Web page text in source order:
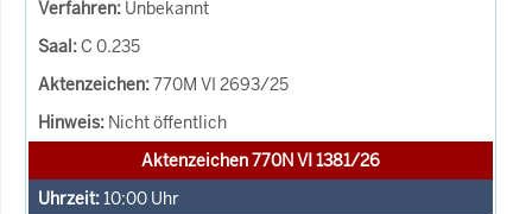
Unbekannt
C 0.235
770M VI 2693/25
Nicht öffentlich
Aktenzeichen 770N VI 1381/26
10:00 Uhr